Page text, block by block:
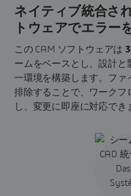
ネイティブ統合さ
トウェアでエラー
この CAM ソフトウェアは
ームをベースとし、設計と
一環境を構築します。ファ
排除することで、ワークフ
し、変更に即座に対応でき